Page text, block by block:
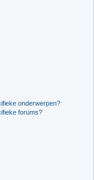
onderwerpen?
forums?